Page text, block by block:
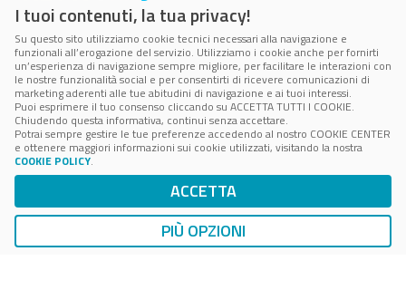
e
I tuoi contenuti, la tua privacy!
Su questo sito utilizziamo cookie tecnici necessari alla navigazione e
funzionali all’erogazione del servizio. Utilizziamo i cookie anche per fornirti
un’esperienza di navigazione sempre migliore, per facilitare le interazioni con
le nostre funzionalità social e per consentirti di ricevere comunicazioni di
marketing aderenti alle tue abitudini di navigazione e ai tuoi interessi.
Puoi esprimere il tuo consenso cliccando su ACCETTA TUTTI I COOKIE.
Chiudendo questa informativa, continui senza accettare.
Potrai sempre gestire le tue preferenze accedendo al nostro COOKIE CENTER
e ottenere maggiori informazioni sui cookie utilizzati, visitando la nostra
COOKIE POLICY.
ACCETTA
PIÙ OPZIONI